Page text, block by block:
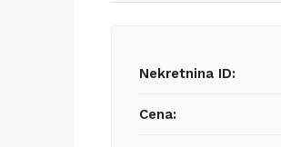
Nekretnina ID:
Cena: